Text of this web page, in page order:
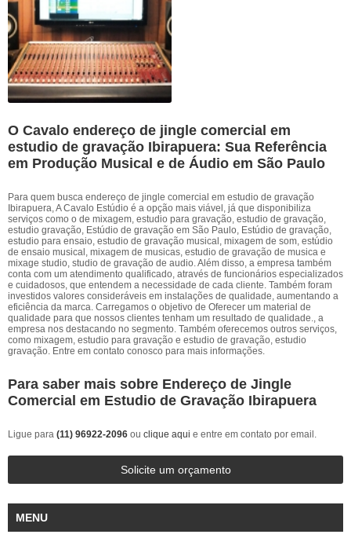
O Cavalo endereço de jingle comercial em
estudio de gravação Ibirapuera: Sua Referência
em Produção Musical e de Áudio em São Paulo
Para quem busca endereço de jingle comercial em estudio de gravação
Ibirapuera, A Cavalo Estúdio é a opção mais viável, já que disponibiliza
serviços como o de mixagem, estudio para gravação, estudio de gravação,
estudio gravação, Estúdio de gravação em São Paulo, Estúdio de gravação,
estudio para ensaio, estudio de gravação musical, mixagem de som, estúdio
de ensaio musical, mixagem de musicas, estudio de gravação de musica e
mixage studio, studio de gravação de audio. Além disso, a empresa também
conta com um atendimento qualificado, através de funcionários especializados
e cuidadosos, que entendem a necessidade de cada cliente. Também foram
investidos valores consideráveis em instalações de qualidade, aumentando a
eficiência da marca. Carregamos o objetivo de Oferecer um material de
qualidade para que nossos clientes tenham um resultado de qualidade., a
empresa nos destacando no segmento. Também oferecemos outros serviços,
como mixagem, estudio para gravação e estudio de gravação, estudio
gravação. Entre em contato conosco para mais informações.
Para saber mais sobre Endereço de Jingle
Comercial em Estudio de Gravação Ibirapuera
Ligue para (11) 96922-2096 ou clique aqui e entre em contato por email.
Solicite um orçamento
MENU